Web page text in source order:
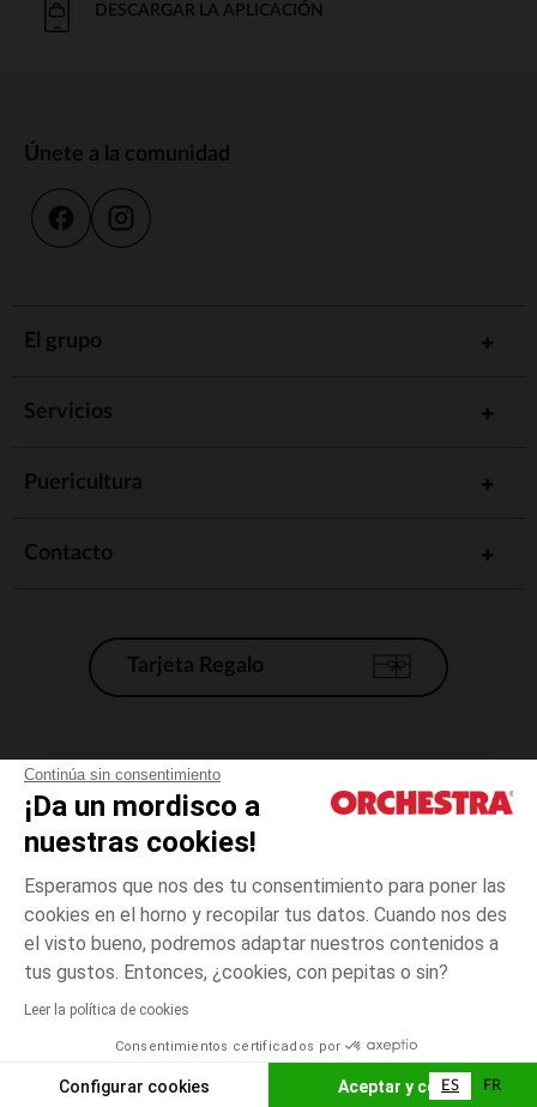
Continúa sin consentimiento
¡Da un mordisco a
nuestras cookies!
Esperamos que nos des tu consentimiento para poner las
cookies en el horno y recopilar tus datos. Cuando nos des
el visto bueno, podremos adaptar nuestros contenidos a
tus gustos. Entonces, ¿cookies, con pepitas o sin?
Leer la política de cookies
Consentimientos certificados por
Configurar cookies Aceptar y cerrar
3
El pago medidante
AÑADIR A LA CESTA
DESCARGAR LA APLICACIÓN
Únete a la comunidad
El grupo
Servicios
Puericultura
Contacto
Tarjeta Regalo
Condiciones generales de venta
Aviso Legal
*Condiciones de las ofertas actuales
Gestión de las cookies
Accesibilidad: no conforme
Orchestra adhiere al código de ética de la Federación Francesa de comercio
electrónico y venta a distancia (FEVAD) y al sistema de mediación de
ES FR